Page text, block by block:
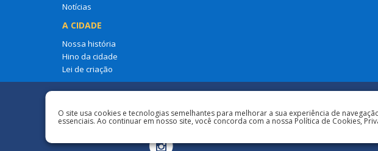
Notícias
A CIDADE
Nossa história
Hino da cidade
Lei de criação
Redes Sociais
O site usa cookies e tecnologias semelhantes para melhorar a sua experiência de
essenciais. Ao continuar em nosso site, você concorda com a nossa Política de Cookies,